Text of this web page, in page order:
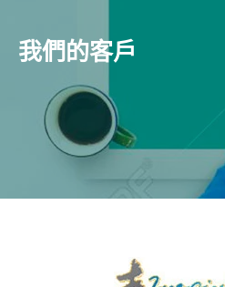
我們的客戶